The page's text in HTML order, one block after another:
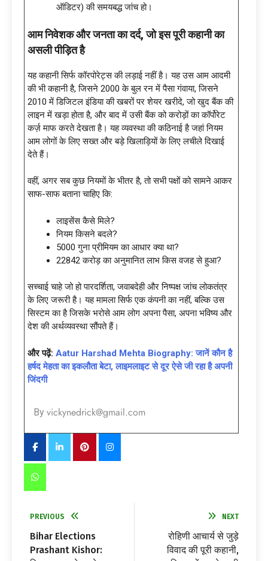
ऑडिटर) की समयबद्ध जांच हो।
आम निवेशक और जनता का दर्द, जो इस पूरी कहानी का
असली पीड़ित है
यह कहानी सिर्फ कॉरपोरेट्स की लड़ाई नहीं है। यह उस आम आदमी
की भी कहानी है, जिसने 2000 के बुल रन में पैसा गंवाया, जिसने
2010 में डिजिटल इंडिया की खबरों पर शेयर खरीदे, जो खुद बैंक की
लाइन में खड़ा होता है, और बाद में उसी बैंक को करोड़ों का कॉर्पोरेट
कर्ज़ माफ करते देखता है। यह व्यवस्था की कठिनाई है जहां नियम
आम लोगों के लिए सख्त और बड़े खिलाड़ियों के लिए लचीले दिखाई
देते हैं।
वहीं, अगर सब कुछ नियमों के भीतर है, तो सभी पक्षों को सामने आकर
साफ-साफ बताना चाहिए कि:
लाइसेंस कैसे मिले?
नियम किसने बदले?
5000 गुना प्रीमियम का आधार क्या था?
22842 करोड़ का अनुमानित लाभ किस वजह से हुआ?
सच्चाई चाहे जो हो पारदर्शिता, जवाबदेही और निष्पक्ष जांच लोकतंत्र
के लिए जरूरी है। यह मामला सिर्फ एक कंपनी का नहीं, बल्कि उस
सिस्टम का है जिसके भरोसे आम लोग अपना पैसा, अपना भविष्य और
देश की अर्थव्यवस्था सौंपते हैं।
और पढ़ें: Aatur Harshad Mehta Biography: जानें कौन है
हर्षद मेहता का इकलौता बेटा, लाइमलाइट से दूर ऐसे जी रहा है अपनी
जिंदगी
By vickynedrick@gmail.com
PREVIOUS
Bihar Elections
Prashant Kishor:
NEXT
रोहिणी आचार्य से जुड़े
विवाद की पूरी कहानी,